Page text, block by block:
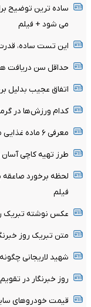
ساده ترین توضیح
می شود + فیلم
این تست ساده،
حداقل سن دریافت
اتفاق عجیب بدلیل برخورد ۴ تن آهن آمریکایی به
کدام ورزش‌ها در
معرفی ۶ ماده غذایی مفید برای پروستات، استخوان و عضلات
طرز تهیه کاچی
لحظه برخورد صاعقه
فیلم
عکس نوشته تبریک روز
متن تبریک روز خبرنگار
شهید لاریجانی
روز خبرنگار در تقویم سال ۱۴۰۵ چه
قیمت خودرو‌های سایپا امروز